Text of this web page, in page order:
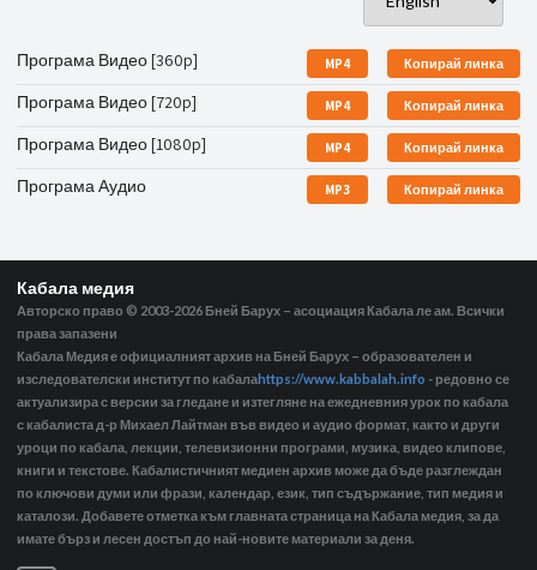
Програма Видео [360p] MP4 Копирай линка
Програма Видео [720p] MP4 Копирай линка
Програма Видео [1080p] MP4 Копирай линка
Програма Аудио MP3 Копирай линка
Кабала медия
Авторско право © 2003-2026 Бней Барух – асоциация Кабала ле ам. Всички
права запазени
Кабала Медия е официалният архив на Бней Барух – образователен и
изследователски институт по кабалаhttps://www.kabbalah.info - редовно се
актуализира с версии за гледане и изтегляне на ежедневния урок по кабала
с кабалиста д-р Михаел Лайтман във видео и аудио формат, както и други
уроци по кабала, лекции, телевизионни програми, музика, видео клипове,
книги и текстове. Кабалистичният медиен архив може да бъде разглеждан
по ключови думи или фрази, календар, език, тип съдържание, тип медия и
каталози. Добавете отметка към главната страница на Кабала медия, за да
имате бърз и лесен достъп до най-новите материали за деня.